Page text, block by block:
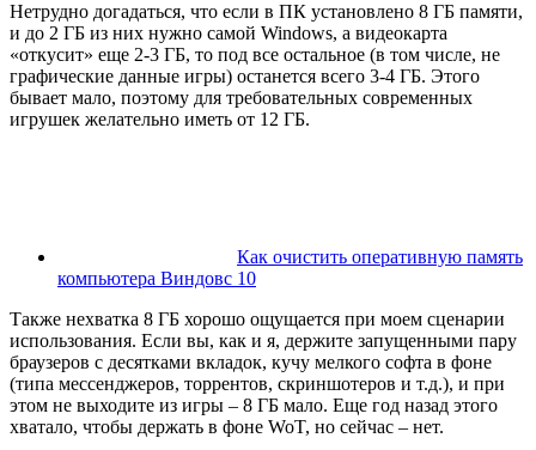
Нетрудно догадаться, что если в ПК установлено 8 ГБ памяти,
и до 2 ГБ из них нужно самой Windows, а видеокарта
«откусит» еще 2-3 ГБ, то под все остальное (в том числе, не
графические данные игры) останется всего 3-4 ГБ. Этого
бывает мало, поэтому для требовательных современных
игрушек желательно иметь от 12 ГБ.
Как очистить оперативную память
компьютера Виндовс 10
Также нехватка 8 ГБ хорошо ощущается при моем сценарии
использования. Если вы, как и я, держите запущенными пару
браузеров с десятками вкладок, кучу мелкого софта в фоне
(типа мессенджеров, торрентов, скриншотеров и т.д.), и при
этом не выходите из игры – 8 ГБ мало. Еще год назад этого
хватало, чтобы держать в фоне WoT, но сейчас – нет.